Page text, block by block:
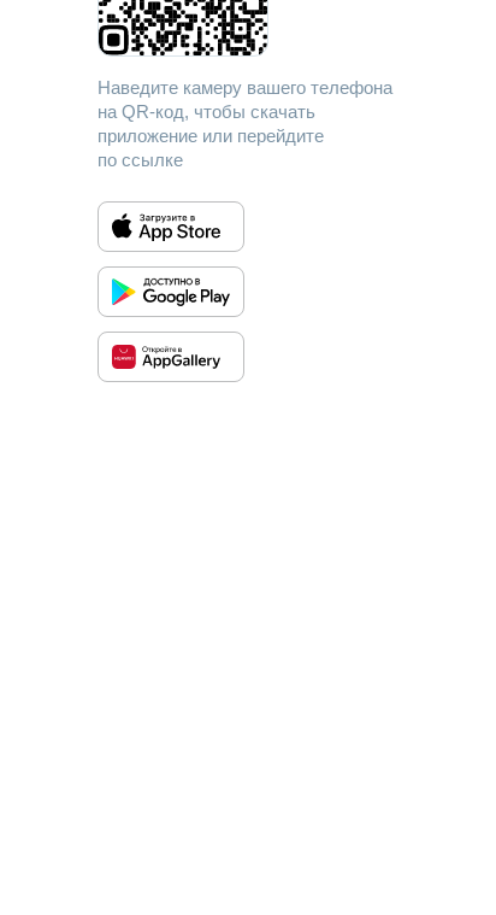
Наведите камеру вашего телефона
на QR-код, чтобы скачать
приложение или перейдите
по ссылке